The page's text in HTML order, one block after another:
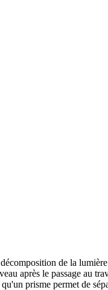
de la
après le passage au
prisme permet de